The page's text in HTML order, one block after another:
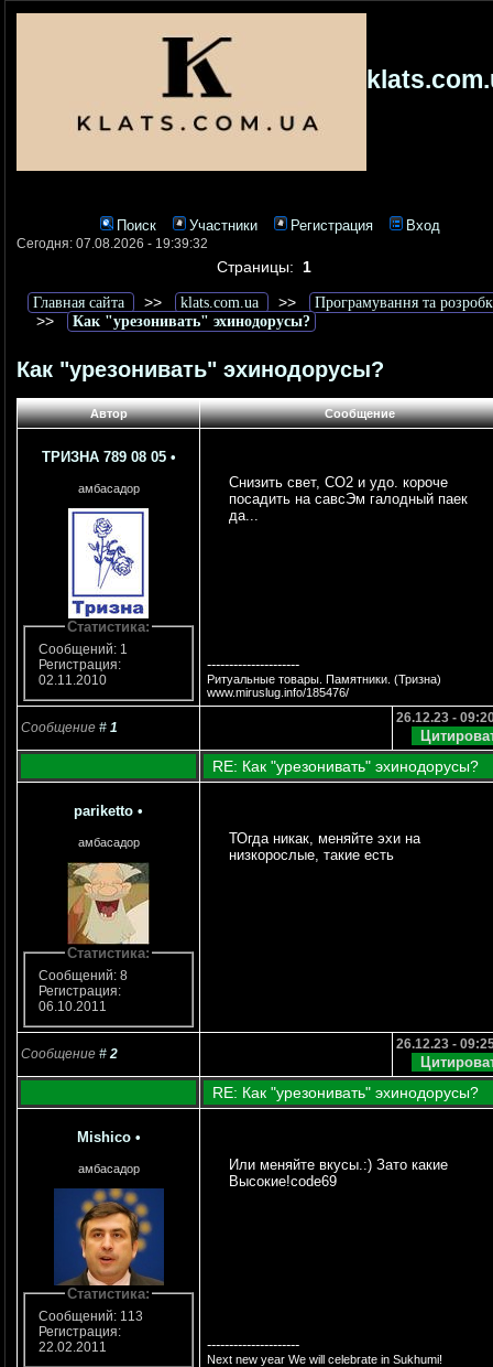
Поиск Участники Регистрация Вход
Сегодня: 07.08.2026 - 19:39:32
Страницы: 1
Главная сайта >> klats.com.ua >> Програмування та
>> Как "урезонивать" эхинодорусы?
Как "урезонивать" эхинодорусы?
Автор Сообщение
ТРИЗНА 789 08 05 •
амбасадор
Статистика:
Сообщений: 1
Регистрация:
02.11.2010
Снизить свет, СО2 и удо. короче
посадить на савсЭм галодный паек
да...
---------------------
Ритуальные товары. Памятники. (Тризна)
www.miruslug.info/185476/
Сообщение#1
26.12.23 -
RE: Как "урезонивать" эхинодорусы?
pariketto •
амбасадор
Статистика:
Сообщений: 8
Регистрация:
06.10.2011
ТОгда никак, меняйте эхи на
низкорослые, такие есть
Сообщение#2
26.12.23 -
RE: Как "урезонивать" эхинодорусы?
Mishico •
амбасадор
Статистика:
Сообщений: 113
Регистрация:
22.02.2011
Или меняйте вкусы.:) Зато какие
Высокие!code69
---------------------
Next new year We will celebrate in Sukhumi!